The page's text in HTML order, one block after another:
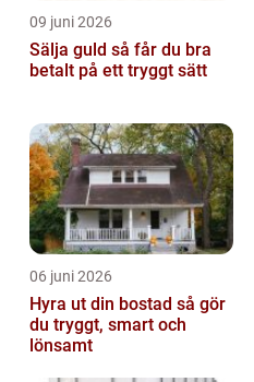
09 juni 2026
Sälja guld så får du bra
betalt på ett tryggt sätt
06 juni 2026
Hyra ut din bostad så gör
du tryggt, smart och
lönsamt